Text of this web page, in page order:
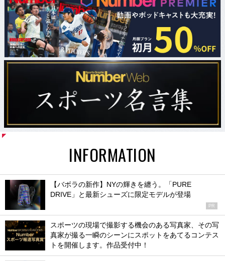
INFORMATION
【バボラの新作】NYの輝きを纏う。「PURE
DRIVE」と最新シューズに限定モデルが登場
PR
スポーツの現場で撮影する機会のある写真家、その写
真家が撮る一瞬のシーンにスポットをあてるコンテス
トを開催します。作品受付中！